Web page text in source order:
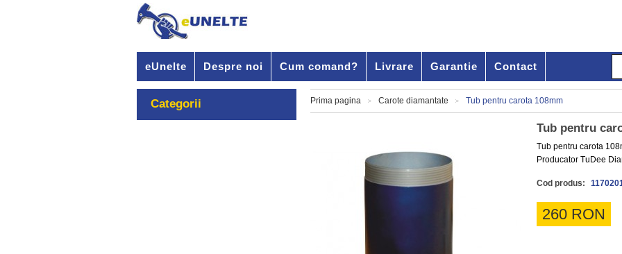
eUnelte Despre noi Cum comand? Livrare Garantie Contact
Prima pagina
Carote diamantate
Tub pentru carota 108mm
Tub pentru
Tub pentru carota
Producator TuDee
Cod produs:
260 RON
Categorii